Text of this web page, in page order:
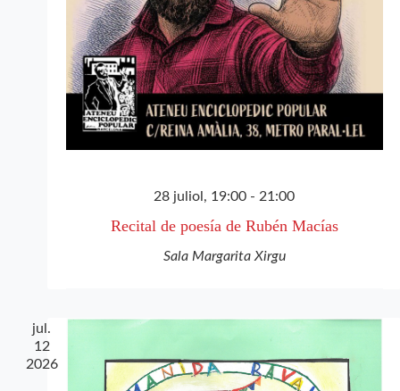
28 juliol, 19:00 - 21:00
Recital de poesía de Rubén Macías
Sala Margarita Xirgu
jul.
12
2026